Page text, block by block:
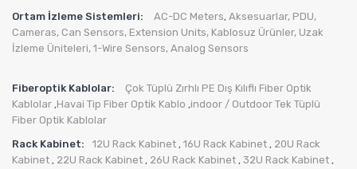
Ortam İzleme Sistemleri:
AC-DC Meters, Aksesuarlar, PDU,
Cameras, Can Sensors, Extension Units, Kablosuz Ürünler, Uzak
İzleme Üniteleri, 1-Wire Sensors, Analog Sensors
Fiberoptik Kablolar:
Çok Tüplü Zırhlı PE Dış Kılıflı Fiber Optik
Kablolar ,Havai Tip Fiber Optik Kablo ,indoor / Outdoor Tek Tüplü
Fiber Optik Kablolar
Rack Kabinet:
12U Rack Kabinet , 16U Rack Kabinet , 20U Rack
Kabinet , 22U Rack Kabinet , 26U Rack Kabinet , 32U Rack Kabinet ,